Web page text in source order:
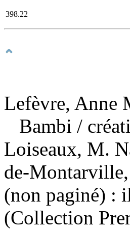
398.22
Lefèvre, Anne
Bambi /
Loiseaux, M.
de-
(non paginé) :
(Collection